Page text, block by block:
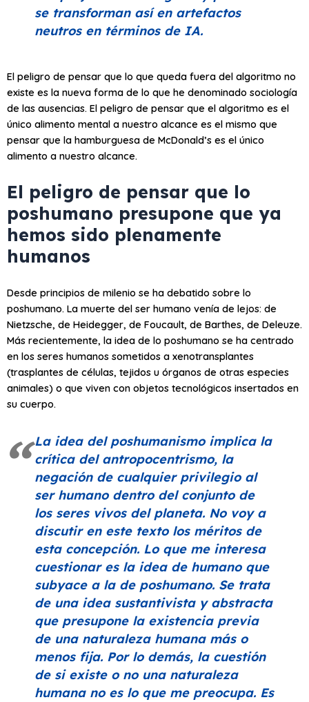
se transforman así en artefactos
neutros en términos de IA.
El peligro de pensar que lo que queda fuera del algoritmo no
existe es la nueva forma de lo que he denominado sociología
de las ausencias. El peligro de pensar que el algoritmo es el
único alimento mental a nuestro alcance es el mismo que
pensar que la hamburguesa de McDonald’s es el único
alimento a nuestro alcance.
El peligro de pensar que lo
poshumano presupone que ya
hemos sido plenamente
humanos
Desde principios de milenio se ha debatido sobre lo
poshumano. La muerte del ser humano venía de lejos: de
Nietzsche, de Heidegger, de Foucault, de Barthes, de Deleuze.
Más recientemente, la idea de lo poshumano se ha centrado
en los seres humanos sometidos a xenotransplantes
(trasplantes de células, tejidos u órganos de otras especies
animales) o que viven con objetos tecnológicos insertados en
su cuerpo.
La idea del poshumanismo implica la
crítica del antropocentrismo, la
negación de cualquier privilegio al
ser humano dentro del conjunto de
los seres vivos del planeta. No voy a
discutir en este texto los méritos de
esta concepción. Lo que me interesa
cuestionar es la idea de humano que
subyace a la de poshumano. Se trata
de una idea sustantivista y abstracta
que presupone la existencia previa
de una naturaleza humana más o
menos fija. Por lo demás, la cuestión
de si existe o no una naturaleza
humana no es lo que me preocupa. Es